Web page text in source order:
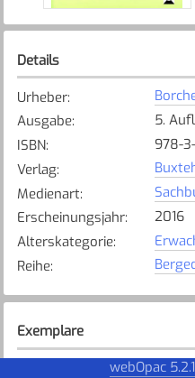
Details
Urheber:
Ausgabe:
5.
ISBN:
978-
Verlag:
Medienart:
Erscheinungsjahr:
2016
Alterskategorie:
Reihe:
Exemplare
webOpac